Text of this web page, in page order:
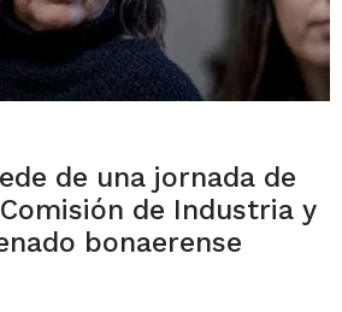
de una jornada de
de Industria y
bonaerense